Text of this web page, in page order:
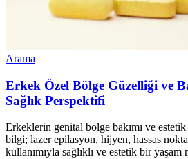
Arama
Erkek Özel Bölge Güzelliği ve
Sağlık Perspektifi
Erkeklerin genital bölge bakımı ve
bilgi; lazer epilasyon, hijyen, hassas
kullanımıyla sağlıklı ve estetik bir yaşam